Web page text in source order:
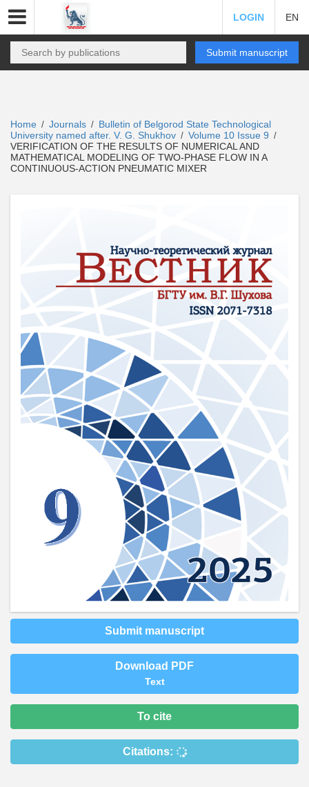
LOGIN EN
Submit manuscript
Home / Journals / Bulletin of Belgorod State Technological
University named after. V. G. Shukhov / Volume 10 Issue 9 /
VERIFICATION OF THE RESULTS OF NUMERICAL AND
MATHEMATICAL MODELING OF TWO-PHASE FLOW IN A
CONTINUOUS-ACTION PNEUMATIC MIXER
Submit manuscript
Download PDF
Text
To cite
Citations: